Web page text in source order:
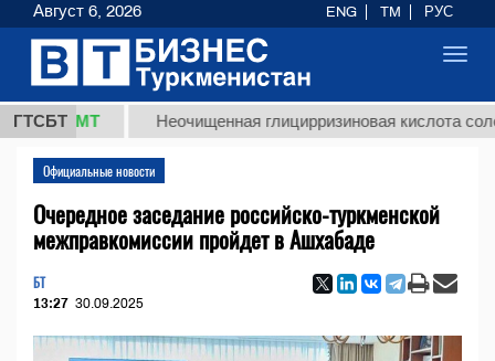
ГТСБТ
ТМТ Неочищенная глицирризиновая кислота
Официальные новости
Очередное заседание российско-туркменской
межправкомиссии пройдет в Ашхабаде
БТ
13:27 30.09.2025
Август 6, 2026 ENG TM РУС